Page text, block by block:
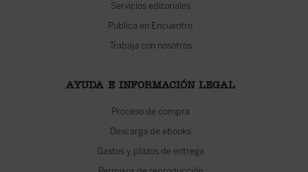
Servicios editoriales
Publica en Encuentro
Trabaja con nosotros
AYUDA E INFORMACIÓN LEGAL
Proceso de compra
Descarga de ebooks
Gastos y plazos de entrega